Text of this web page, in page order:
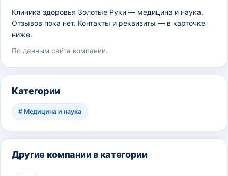
Клиника здоровья Золотые Руки — медицина и наука.
Отзывов пока нет. Контакты и реквизиты — в карточке
ниже.
По данным сайта компании.
Категории
# Медицина и наука
Другие компании в категории